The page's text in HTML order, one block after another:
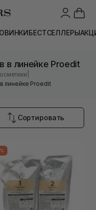
БЕСТСЕЛЛЕРЫ
в линейке Proedit
линейке Proedit
Сортировать